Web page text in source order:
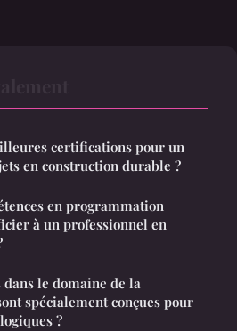
certifications pour un
en construction durable ?
en programmation
à un professionnel en
le domaine de la
spécialement conçues pour
?